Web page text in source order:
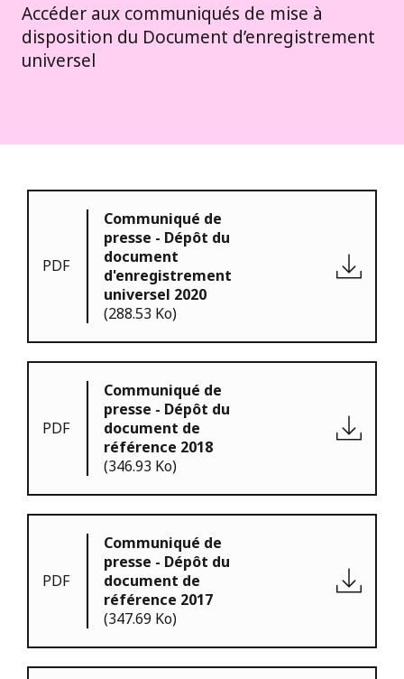
Accéder aux communiqués de mise à
disposition du Document d’enregistrement
universel
PDF
Communiqué de
presse - Dépôt du
document
d'enregistrement
universel 2020
(288.53 Ko)
PDF
Communiqué de
presse - Dépôt du
document de
référence 2018
(346.93 Ko)
PDF
Communiqué de
presse - Dépôt du
document de
référence 2017
(347.69 Ko)